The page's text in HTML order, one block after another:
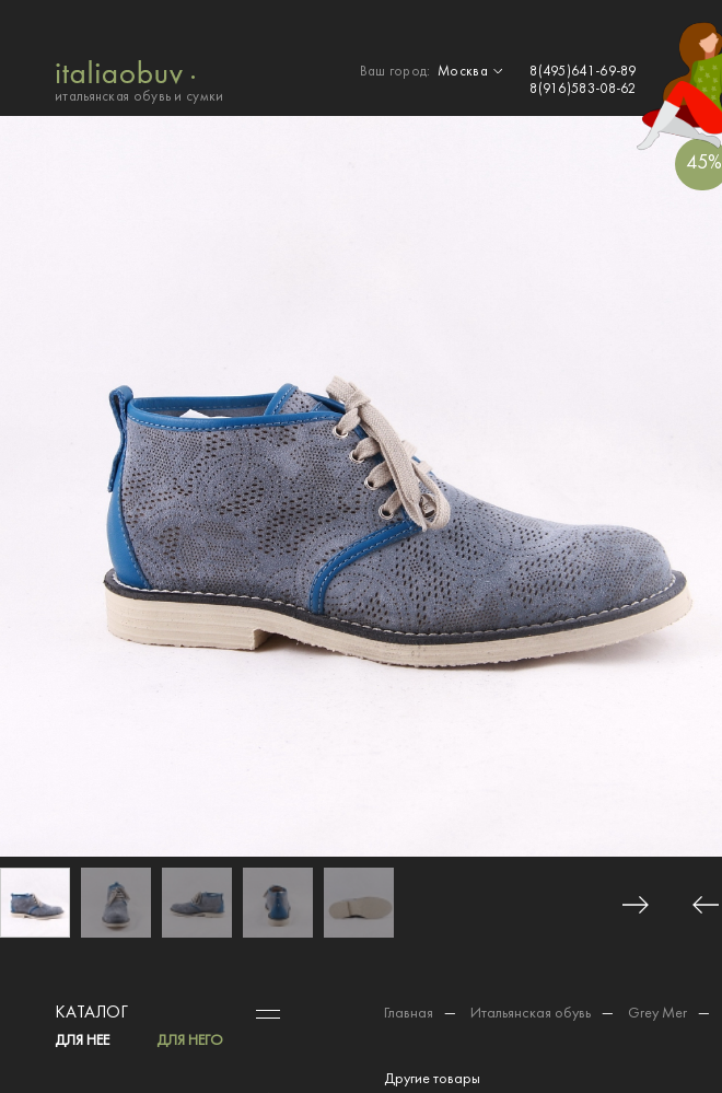
итальянская обувь и сумки
Ваш город:Москва
8(495)641-69-89
8(916)583-08-62
45%
КАТАЛОГ
ДЛЯ НЕЕ ДЛЯ НЕГО
Главная — Итальянская обувь — Grey Mer —
Другие товары